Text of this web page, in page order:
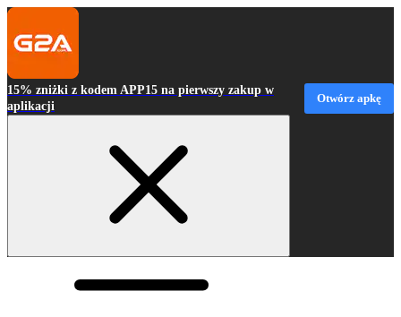
15% zniżki z kodem APP15 na pierwszy zakup w
aplikacji
Otwórz apkę